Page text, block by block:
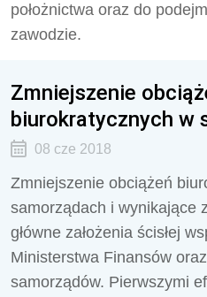
położnictwa oraz do
zawodzie.
Zmniejszenie
biurokratycznych w
08 cze 2018
Zmniejszenie obciążeń
samorządach i wynikające
główne założenia ścisłej
Ministerstwa Finansów
samorządów. Pierwszymi